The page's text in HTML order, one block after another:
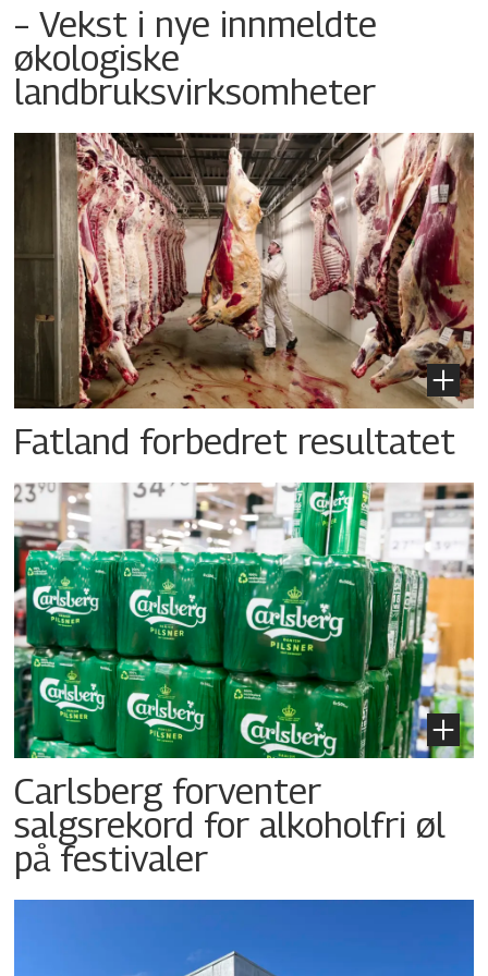
– Vekst i nye innmeldte
økologiske
landbruksvirksomheter
Fatland forbedret resultatet
Carlsberg forventer
salgsrekord for alkoholfri øl
på festivaler